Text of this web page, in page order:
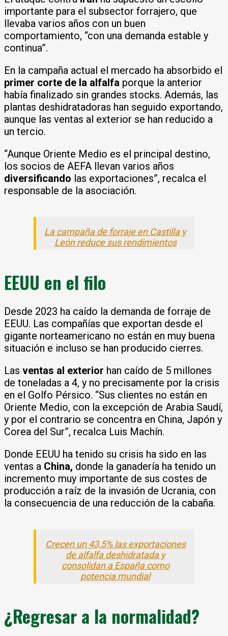
importante para el subsector forrajero, que
llevaba varios años con un buen
comportamiento, “con una demanda estable y
continua”.
En la campaña actual el mercado ha absorbido el
primer corte de la alfalfa porque la anterior
había finalizado sin grandes stocks. Además, las
plantas deshidratadoras han seguido exportando,
aunque las ventas al exterior se han reducido a
un tercio.
“Aunque Oriente Medio es el principal destino,
los socios de AEFA llevan varios años
diversificando las exportaciones”, recalca el
responsable de la asociación.
La campaña de forraje en Castilla y
León reduce sus rendimientos
EEUU en el filo
Desde 2023 ha caído la demanda de forraje de
EEUU. Las compañías que exportan desde el
gigante norteamericano no están en muy buena
situación e incluso se han producido cierres.
Las ventas al exterior han caído de 5 millones
de toneladas a 4, y no precisamente por la crisis
en el Golfo Pérsico. “Sus clientes no están en
Oriente Medio, con la excepción de Arabia Saudí,
y por el contrario se concentra en China, Japón y
Corea del Sur”, recalca Luis Machín.
Donde EEUU ha tenido su crisis ha sido en las
ventas a China, donde la ganadería ha tenido un
incremento muy importante de sus costes de
producción a raíz de la invasión de Ucrania, con
la consecuencia de una reducción de la cabaña.
Crecen un 43,5% las exportaciones
de alfalfa deshidratada y
consolidan a España como
potencia mundial
¿Regresar a la normalidad?